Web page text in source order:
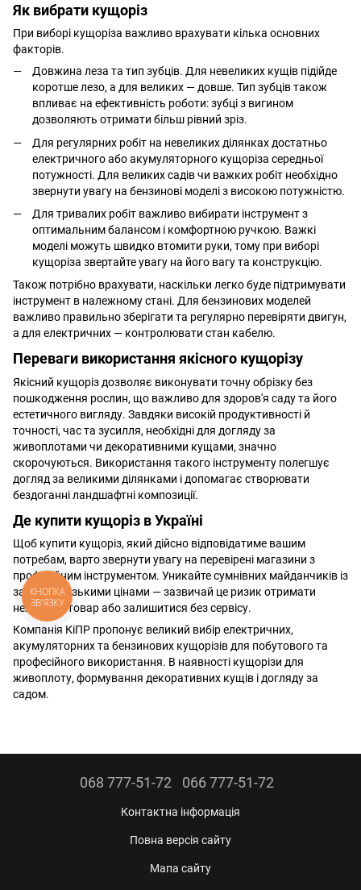
Як вибрати кущоріз
При виборі кущоріза важливо врахувати кілька основних
факторів.
Довжина леза та тип зубців. Для невеликих кущів підійде
коротше лезо, а для великих — довше. Тип зубців також
впливає на ефективність роботи: зубці з вигином
дозволяють отримати більш рівний зріз.
Для регулярних робіт на невеликих ділянках достатньо
електричного або акумуляторного кущоріза середньої
потужності. Для великих садів чи важких робіт необхідно
звернути увагу на бензинові моделі з високою потужністю.
Для тривалих робіт важливо вибирати інструмент з
оптимальним балансом і комфортною ручкою. Важкі
моделі можуть швидко втомити руки, тому при виборі
кущоріза звертайте увагу на його вагу та конструкцію.
Також потрібно врахувати, наскільки легко буде підтримувати
інструмент в належному стані. Для бензинових моделей
важливо правильно зберігати та регулярно перевіряти двигун,
а для електричних — контролювати стан кабелю.
Переваги використання якісного кущорізу
Якісний кущоріз дозволяє виконувати точну обрізку без
пошкодження рослин, що важливо для здоров'я саду та його
естетичного вигляду. Завдяки високій продуктивності й
точності, час та зусилля, необхідні для догляду за
живоплотами чи декоративними кущами, значно
скорочуються. Використання такого інструменту полегшує
догляд за великими ділянками і допомагає створювати
бездоганні ландшафтні композиції.
Де купити кущоріз в Україні
Щоб купити кущоріз, який дійсно відповідатиме вашим
потребам, варто звернути увагу на перевірені магазини з
професійним інструментом. Уникайте сумнівних майданчиків із
занадто низькими цінами — зазвичай це ризик отримати
неякісний товар або залишитися без сервісу.
Компанія КіПР пропонує великий вибір електричних,
акумуляторних та бензинових кущорізів для побутового та
професійного використання. В наявності кущорізи для
живоплоту, формування декоративних кущів і догляду за
садом.
068 777-51-72 066 777-51-72
Контактна інформація
Повна версія сайту
Мапа сайту
КНОПКА
ЗВ'ЯЗКУ